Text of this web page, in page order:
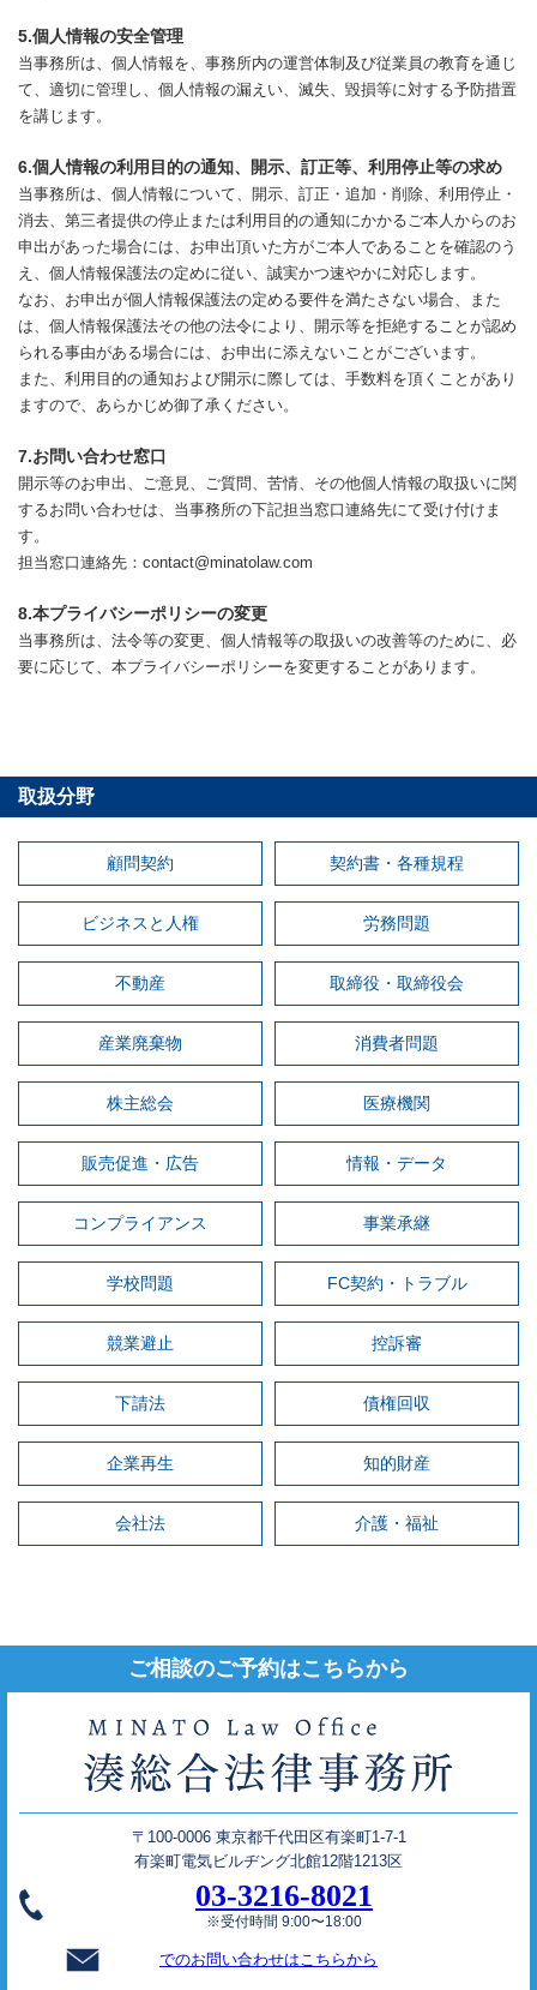
5.個人情報の安全管理
当事務所は、個人情報を、事務所内の運営体制及び従業員の教育を通じ
て、適切に管理し、個人情報の漏えい、滅失、毀損等に対する予防措置
を講じます。
6.個人情報の利用目的の通知、開示、訂正等、利用停止等の求め
当事務所は、個人情報について、開示、訂正・追加・削除、利用停止・
消去、第三者提供の停止または利用目的の通知にかかるご本人からのお
申出があった場合には、お申出頂いた方がご本人であることを確認のう
え、個人情報保護法の定めに従い、誠実かつ速やかに対応します。
なお、お申出が個人情報保護法の定める要件を満たさない場合、また
は、個人情報保護法その他の法令により、開示等を拒絶することが認め
られる事由がある場合には、お申出に添えないことがございます。
また、利用目的の通知および開示に際しては、手数料を頂くことがあり
ますので、あらかじめ御了承ください。
7.お問い合わせ窓口
開示等のお申出、ご意見、ご質問、苦情、その他個人情報の取扱いに関
するお問い合わせは、当事務所の下記担当窓口連絡先にて受け付けま
す。
担当窓口連絡先：contact@minatolaw.com
8.本プライバシーポリシーの変更
当事務所は、法令等の変更、個人情報等の取扱いの改善等のために、必
要に応じて、本プライバシーポリシーを変更することがあります。
取扱分野
顧問契約 契約書・各種規程
ビジネスと人権 労務問題
不動産 取締役・取締役会
産業廃棄物 消費者問題
株主総会 医療機関
販売促進・広告 情報・データ
コンプライアンス 事業承継
学校問題 FC契約・トラブル
競業避止 控訴審
下請法 債権回収
企業再生 知的財産
会社法 介護・福祉
ご相談のご予約はこちらから
〒100-0006 東京都千代田区有楽町1-7-1
有楽町電気ビルヂング北館12階1213区
03-3216-8021
※受付時間 9:00〜18:00
でのお問い合わせはこちらから